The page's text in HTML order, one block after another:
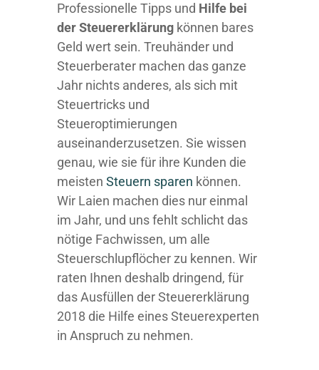
Professionelle Tipps und Hilfe bei
der Steuererklärung können bares
Geld wert sein. Treuhänder und
Steuerberater machen das ganze
Jahr nichts anderes, als sich mit
Steuertricks und
Steueroptimierungen
auseinanderzusetzen. Sie wissen
genau, wie sie für ihre Kunden die
meisten Steuern sparen können.
Wir Laien machen dies nur einmal
im Jahr, und uns fehlt schlicht das
nötige Fachwissen, um alle
Steuerschlupflöcher zu kennen. Wir
raten Ihnen deshalb dringend, für
das Ausfüllen der Steuererklärung
2018 die Hilfe eines Steuerexperten
in Anspruch zu nehmen.